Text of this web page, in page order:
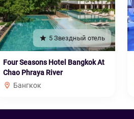
5 Звездный отель
Four Seasons Hotel Bangkok At
Chao Phraya River
Бангкок